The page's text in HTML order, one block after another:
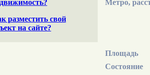
разместить свой
на сайте?
Метро,
Площадь
Состояние